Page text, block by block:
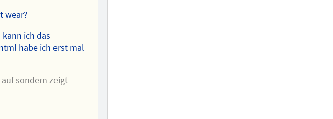
wear?
ich das
habe ich erst mal
sondern zeigt